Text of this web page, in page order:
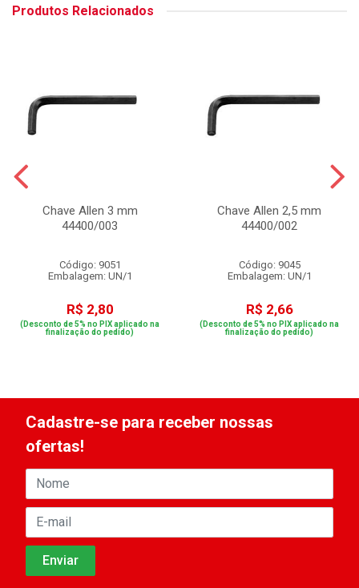
Produtos Relacionados
Chave Allen 3 mm
44400/003
Código: 9051
Embalagem: UN/1
R$ 2,80
(Desconto de 5% no PIX aplicado na
finalização do pedido)
Chave Allen 2,5 mm
44400/002
Código: 9045
Embalagem: UN/1
R$ 2,66
(Desconto de 5% no PIX aplicado na
finalização do pedido)
Cadastre-se para receber nossas
ofertas!